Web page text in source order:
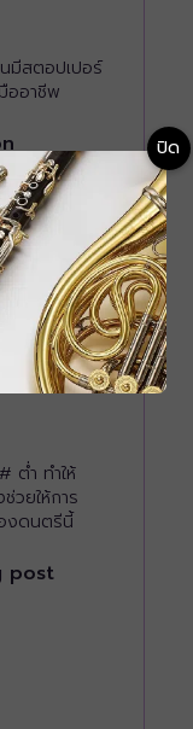
มีสตอปเปอร์
ออาชีพ
ต่ำ ทำให้
วยให้การ
งดนตรีนี้
post
ปิด